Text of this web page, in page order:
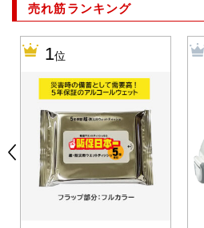
売れ筋ランキング
1位